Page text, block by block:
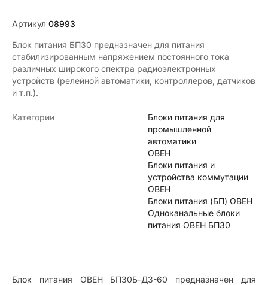
Артикул 08993
Блок питания БП30 предназначен для питания
стабилизированным напряжением постоянного тока
различных широкого спектра радиоэлектронных
устройств (релейной автоматики, контроллеров, датчиков
и т.п.).
Категории
Блоки питания для
промышленной
автоматики
ОВЕН
Блоки питания и
устройства коммутации
ОВЕН
Блоки питания (БП) ОВЕН
Одноканальные блоки
питания ОВЕН БП30
Блок питания ОВЕН БП30Б-Д3-60 предназначен для